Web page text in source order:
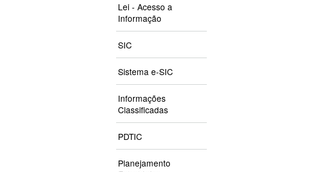
Lei - Acesso a
Informação
SIC
Sistema e-SIC
Informações
Classificadas
PDTIC
Planejamento